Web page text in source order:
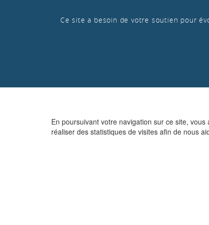
En poursuivant votre navigation sur ce site,
réaliser des statistiques de visites afin de nous
Ce site a besoin de votre soutien pour